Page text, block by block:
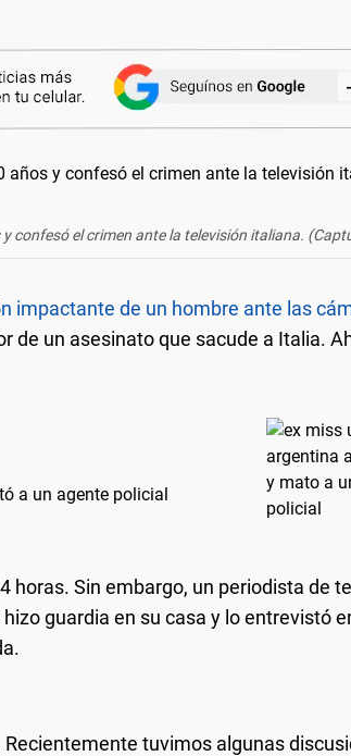
confesó el crimen ante la televisión italiana.
impactante de un hombre ante las
de un asesinato que sacude a Italia.
a un agente policial
horas. Sin embargo, un periodista de
guardia en su casa y lo entrevistó
tuvimos algunas